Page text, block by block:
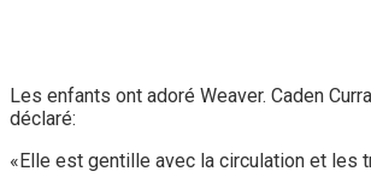
Les enfants ont adoré Weaver. Caden
déclaré:
«Elle est gentille avec la circulation et les